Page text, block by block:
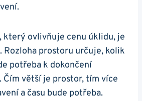
který ovlivňuje cenu úklidu, je
Rozloha prostoru určuje, kolik
potřeba k dokončení
Čím větší je prostor, tím více
a času bude potřeba.